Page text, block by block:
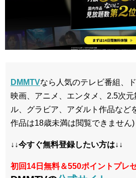
DMMTVなら人気のテレビ番組、
映画、アニメ、エンタメ、2.5次
ル、グラビア、アダルト作品など
作品は18歳未満は閲覧できません)
↓↓今すぐ無料登録したい方は↓↓
初回14日無料＆550ポイントプレ